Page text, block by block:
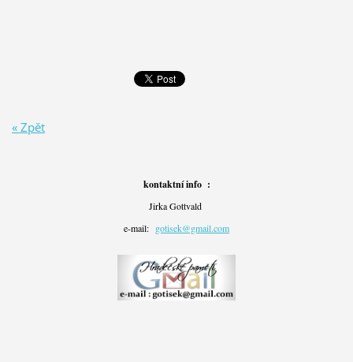
« Zpět
kontaktní info :
Jirka Gottvald
e-mail: gotisek@gmail.com